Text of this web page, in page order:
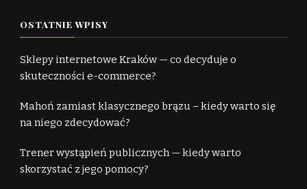
OSTATNIE WPISY
Sklepy internetowe Kraków — co decyduje o
skuteczności e-commerce?
Mahoń zamiast klasycznego brązu – kiedy warto się
na niego zdecydować?
Trener wystąpień publicznych — kiedy warto
skorzystać z jego pomocy?